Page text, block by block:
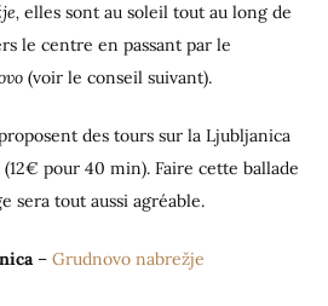
elles sont au soleil tout au long de
le centre en passant par le
(voir le conseil suivant).
des tours sur la Ljubljanica
pour 40 min). Faire cette ballade
sera tout aussi agréable.
– Grudnovo nabrežje